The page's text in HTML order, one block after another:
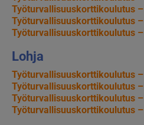
Työturvallisuuskorttikoulutus –
Työturvallisuuskorttikoulutus –
Työturvallisuuskorttikoulutus –
Lohja
Työturvallisuuskorttikoulutus –
Työturvallisuuskorttikoulutus –
Työturvallisuuskorttikoulutus –
Työturvallisuuskorttikoulutus –